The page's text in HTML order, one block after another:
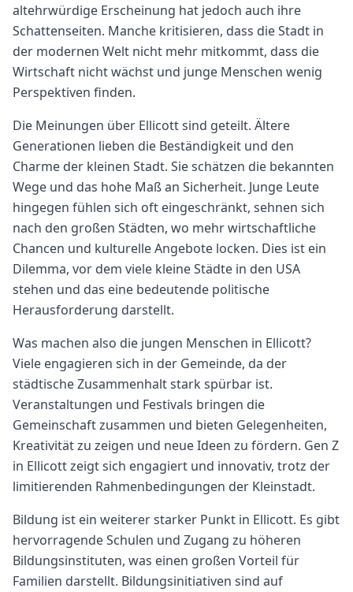
altehrwürdige Erscheinung hat jedoch auch ihre
Schattenseiten. Manche kritisieren, dass die Stadt in
der modernen Welt nicht mehr mitkommt, dass die
Wirtschaft nicht wächst und junge Menschen wenig
Perspektiven finden.
Die Meinungen über Ellicott sind geteilt. Ältere
Generationen lieben die Beständigkeit und den
Charme der kleinen Stadt. Sie schätzen die bekannten
Wege und das hohe Maß an Sicherheit. Junge Leute
hingegen fühlen sich oft eingeschränkt, sehnen sich
nach den großen Städten, wo mehr wirtschaftliche
Chancen und kulturelle Angebote locken. Dies ist ein
Dilemma, vor dem viele kleine Städte in den USA
stehen und das eine bedeutende politische
Herausforderung darstellt.
Was machen also die jungen Menschen in Ellicott?
Viele engagieren sich in der Gemeinde, da der
städtische Zusammenhalt stark spürbar ist.
Veranstaltungen und Festivals bringen die
Gemeinschaft zusammen und bieten Gelegenheiten,
Kreativität zu zeigen und neue Ideen zu fördern. Gen Z
in Ellicott zeigt sich engagiert und innovativ, trotz der
limitierenden Rahmenbedingungen der Kleinstadt.
Bildung ist ein weiterer starker Punkt in Ellicott. Es gibt
hervorragende Schulen und Zugang zu höheren
Bildungsinstituten, was einen großen Vorteil für
Familien darstellt. Bildungsinitiativen sind auf